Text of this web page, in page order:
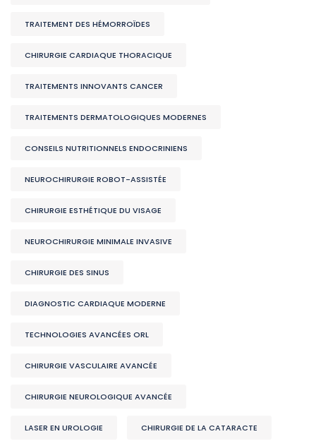
TRAITEMENT DES HÉMORROÏDES
CHIRURGIE CARDIAQUE THORACIQUE
TRAITEMENTS INNOVANTS CANCER
TRAITEMENTS DERMATOLOGIQUES MODERNES
CONSEILS NUTRITIONNELS ENDOCRINIENS
NEUROCHIRURGIE ROBOT-ASSISTÉE
CHIRURGIE ESTHÉTIQUE DU VISAGE
NEUROCHIRURGIE MINIMALE INVASIVE
CHIRURGIE DES SINUS
DIAGNOSTIC CARDIAQUE MODERNE
TECHNOLOGIES AVANCÉES ORL
CHIRURGIE VASCULAIRE AVANCÉE
CHIRURGIE NEUROLOGIQUE AVANCÉE
LASER EN UROLOGIE CHIRURGIE DE LA CATARACTE